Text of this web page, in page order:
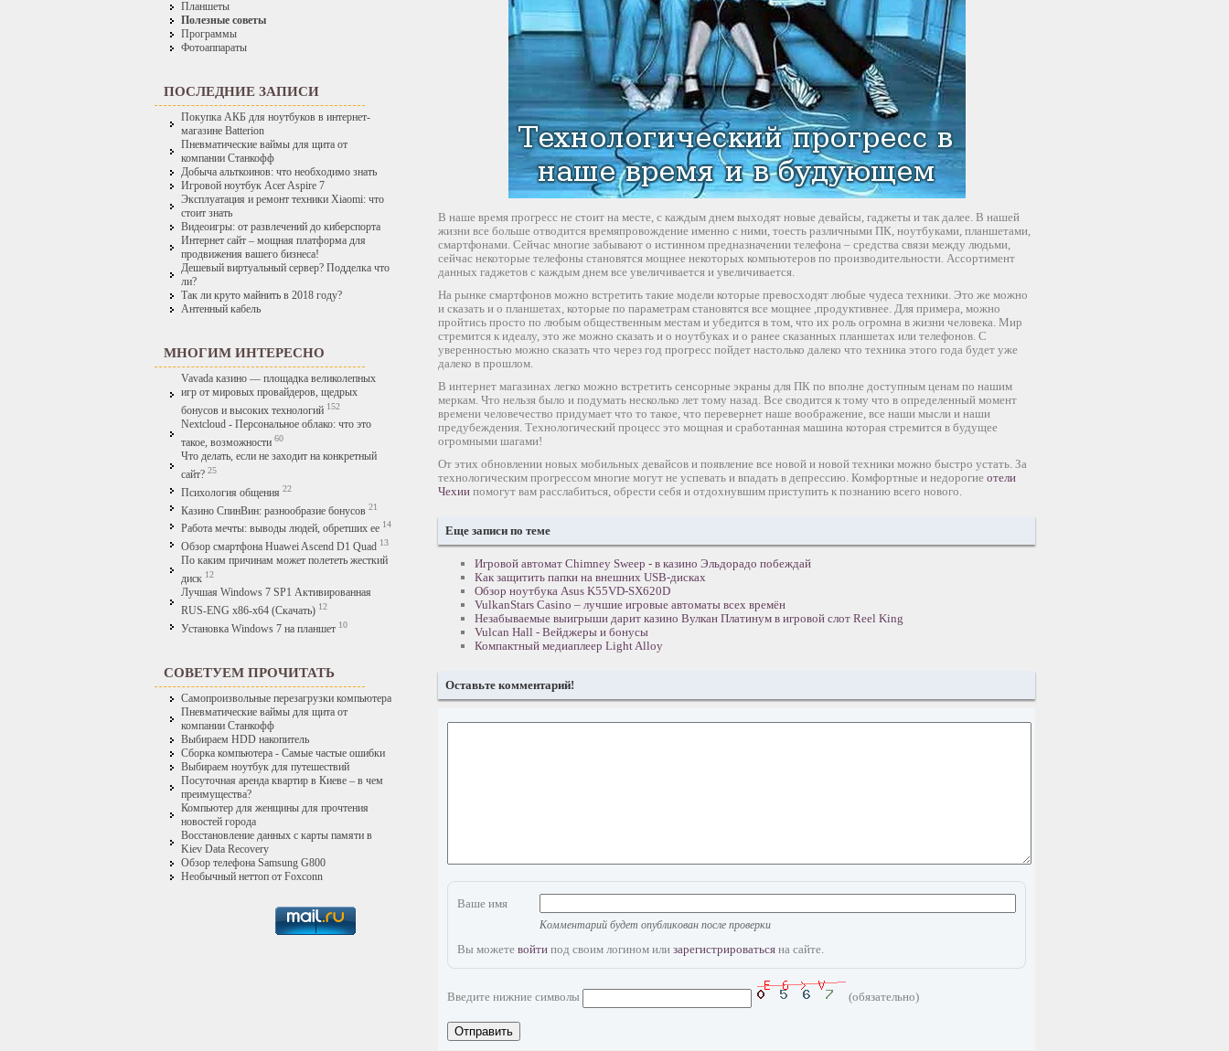
Планшеты
Полезные советы
Программы
Фотоаппараты
ПОСЛЕДНИЕ ЗАПИСИ
Покупка АКБ для ноутбуков в интернет-
магазине Batterion
Пневматические ваймы для щита от
компании Станкофф
Добыча альткоинов: что необходимо знать
Игровой ноутбук Acer Aspire 7
Эксплуатация и ремонт техники Xiaomi: что
стоит знать
Видеоигры: от развлечений до киберспорта
Интернет сайт – мощная платформа для
продвижения вашего бизнеса!
Дешевый виртуальный сервер? Подделка что
ли?
Так ли круто майнить в 2018 году?
Антенный кабель
МНОГИМ ИНТЕРЕСНО
Vavada казино — площадка великолепных
игр от мировых провайдеров, щедрых
бонусов и высоких технологий 152
Nextcloud - Персональное облако: что это
такое, возможности 60
Что делать, если не заходит на конкретный
сайт? 25
Психология общения 22
Казино СпинВин: разнообразие бонусов 21
Работа мечты: выводы людей, обретших ее 14
Обзор смартфона Huawei Ascend D1 Quad 13
По каким причинам может полететь жесткий
диск 12
Лучшая Windows 7 SP1 Активированная
RUS-ENG x86-x64 (Скачать) 12
Установка Windows 7 на планшет 10
СОВЕТУЕМ ПРОЧИТАТЬ
Самопроизвольные перезагрузки компьютера
Пневматические ваймы для щита от
компании Станкофф
Выбираем HDD накопитель
Сборка компьютера - Самые частые ошибки
Выбираем ноутбук для путешествий
Посуточная аренда квартир в Киеве – в чем
преимущества?
Компьютер для женщины для прочтения
новостей города
Восстановление данных с карты памяти в
Kiev Data Recovery
Обзор телефона Samsung G800
Необычный неттоп от Foxconn
В наше время прогресс не стоит на месте, с каждым днем выходят новые девайсы, гаджеты и так далее. В нашей
жизни все больше отводится времяпровождение именно с ними, тоесть различными ПК, ноутбуками, планшетами,
смартфонами. Сейчас многие забывают о истинном предназначении телефона – средства связи между людьми,
сейчас некоторые телефоны становятся мощнее некоторых компьютеров по производительности. Ассортимент
данных гаджетов с каждым днем все увеличивается и увеличивается.
На рынке смартфонов можно встретить такие модели которые превосходят любые чудеса техники. Это же можно
и сказать и о планшетах, которые по параметрам становятся все мощнее ,продуктивнее. Для примера, можно
пройтись просто по любым общественным местам и убедится в том, что их роль огромна в жизни человека. Мир
стремится к идеалу, это же можно сказать и о ноутбуках и о ранее сказанных планшетах или телефонов. С
уверенностью можно сказать что через год прогресс пойдет настолько далеко что техника этого года будет уже
далеко в прошлом.
В интернет магазинах легко можно встретить сенсорные экраны для ПК по вполне доступным ценам по нашим
меркам. Что нельзя было и подумать несколько лет тому назад. Все сводится к тому что в определенный момент
времени человечество придумает что то такое, что перевернет наше воображение, все наши мысли и наши
предубеждения. Технологический процесс это мощная и сработанная машина которая стремится в будущее
огромными шагами!
От этих обновлении новых мобильных девайсов и появление все новой и новой техники можно быстро устать. За
технологическим прогрессом многие могут не успевать и впадать в депрессию. Комфортные и недорогие отели
Чехии помогут вам расслабиться, обрести себя и отдохнувшим приступить к познанию всего нового.
Еще записи по теме
Игровой автомат Chimney Sweep - в казино Эльдорадо побеждай
Как защитить папки на внешних USB-дисках
Обзор ноутбука Asus K55VD-SX620D
VulkanStars Casino – лучшие игровые автоматы всех времён
Незабываемые выигрыши дарит казино Вулкан Платинум в игровой слот Reel King
Vulcan Hall - Вейджеры и бонусы
Компактный медиаплеер Light Alloy
Оставьте комментарий!
Ваше имя
Комментарий будет опубликован после проверки
Вы можете войти под своим логином или зарегистрироваться на сайте.
Введите нижние символы (обязательно)
Отправить